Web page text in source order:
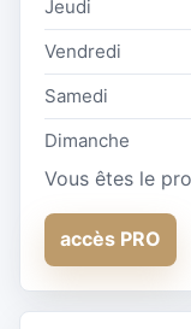
Jeudi
Vendredi
Samedi
Dimanche
Vous êtes le
accès PRO